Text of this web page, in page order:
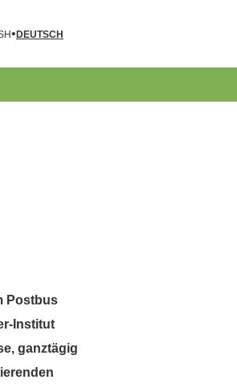
DEUTSCH
Postbus
Institut
ganztägig